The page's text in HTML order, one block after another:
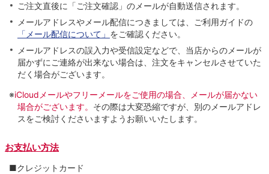
ご注文直後に「ご注文確認」のメールが自動送信されます。
メールアドレスやメール配信につきましては、ご利用ガイドの
「メール配信について」 をご確認ください。
メールアドレスの誤入力や受信設定などで、当店からのメールが
届かずにご連絡が出来ない場合は、注文をキャンセルさせていた
だく場合がございます。
※iCloudメールやフリーメールをご使用の場合、メールが届かない
場合がございます。 その際は大変恐縮ですが、別のメールアドレ
スをご検討くださいますようお願いいたします。
お支払い方法
■クレジットカード